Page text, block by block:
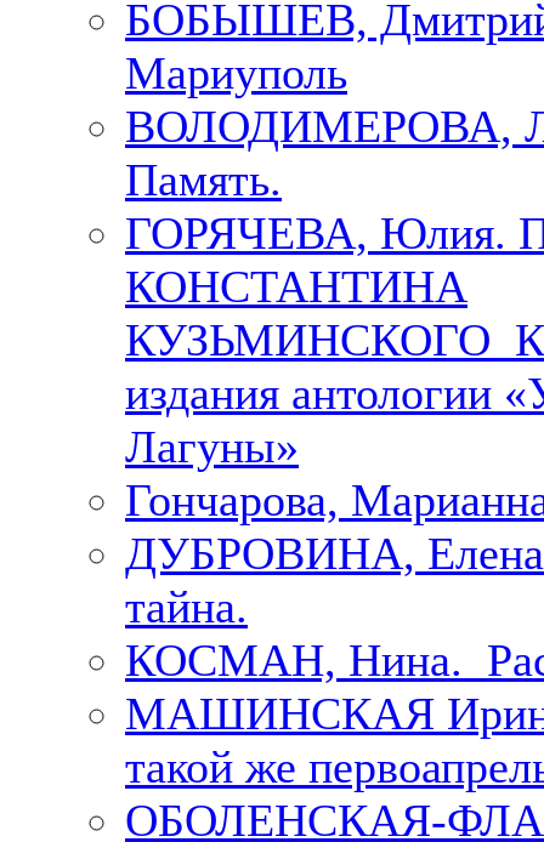
БОБЫШЕВ,
Мариуполь
ВОЛОДИМЕРОВА,
Память.
ГОРЯЧЕВА, Юлия.
КОНСТАНТИНА
КУЗЬМИНСКОГО К
издания антологии
Лагуны»
Гончарова,
ДУБРОВИНА,
тайна.
КОСМАН, Нина.
МАШИНСКАЯ
такой же
ОБОЛЕНСКАЯ-